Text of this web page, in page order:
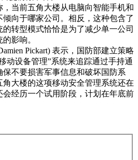
当前五角大楼从电脑向智能手机和
向于哪家公司。相反，这种包含了
转型模式恰恰是为了减少单一公司
影响。
Pickart) 表示，国防部建立策略
动设备管理”系统来追踪通过手持通
不要损害军事信息和破坏国防系
大楼的这项移动安全管理系统还在
经历一个试用阶段，计划在年底前